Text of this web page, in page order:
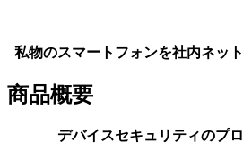
私物のスマートフォンを社内ネッ
商品概要
デバイスセキュリティのプ